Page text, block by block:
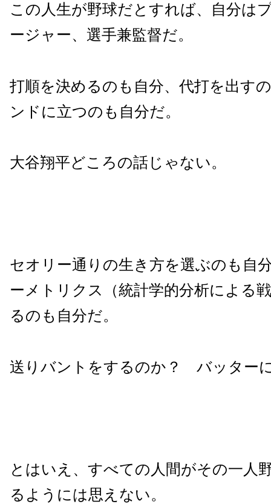
この人生が野球だとすれば、自分は
ージャー、選手兼監督だ。
打順を決めるのも自分、代打を出す
ンドに立つのも自分だ。
大谷翔平どころの話じゃない。
セオリー通りの生き方を選ぶのも自
ーメトリクス（統計学的分析による
るのも自分だ。
送りバントをするのか？ バッター
とはいえ、すべての人間がその一人
るようには思えない。